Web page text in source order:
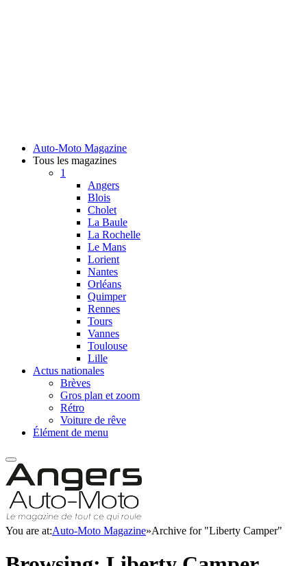
Auto-Moto Magazine
Tous les magazines
1
Angers
Blois
Cholet
La Baule
La Rochelle
Le Mans
Lorient
Nantes
Orléans
Quimper
Rennes
Tours
Vannes
Toulouse
Lille
Actus nationales
Brèves
Gros plan et zoom
Rétro
Voiture de rêve
Élément de menu
You are at:Auto-Moto Magazine»Archive for "Liberty Camper"